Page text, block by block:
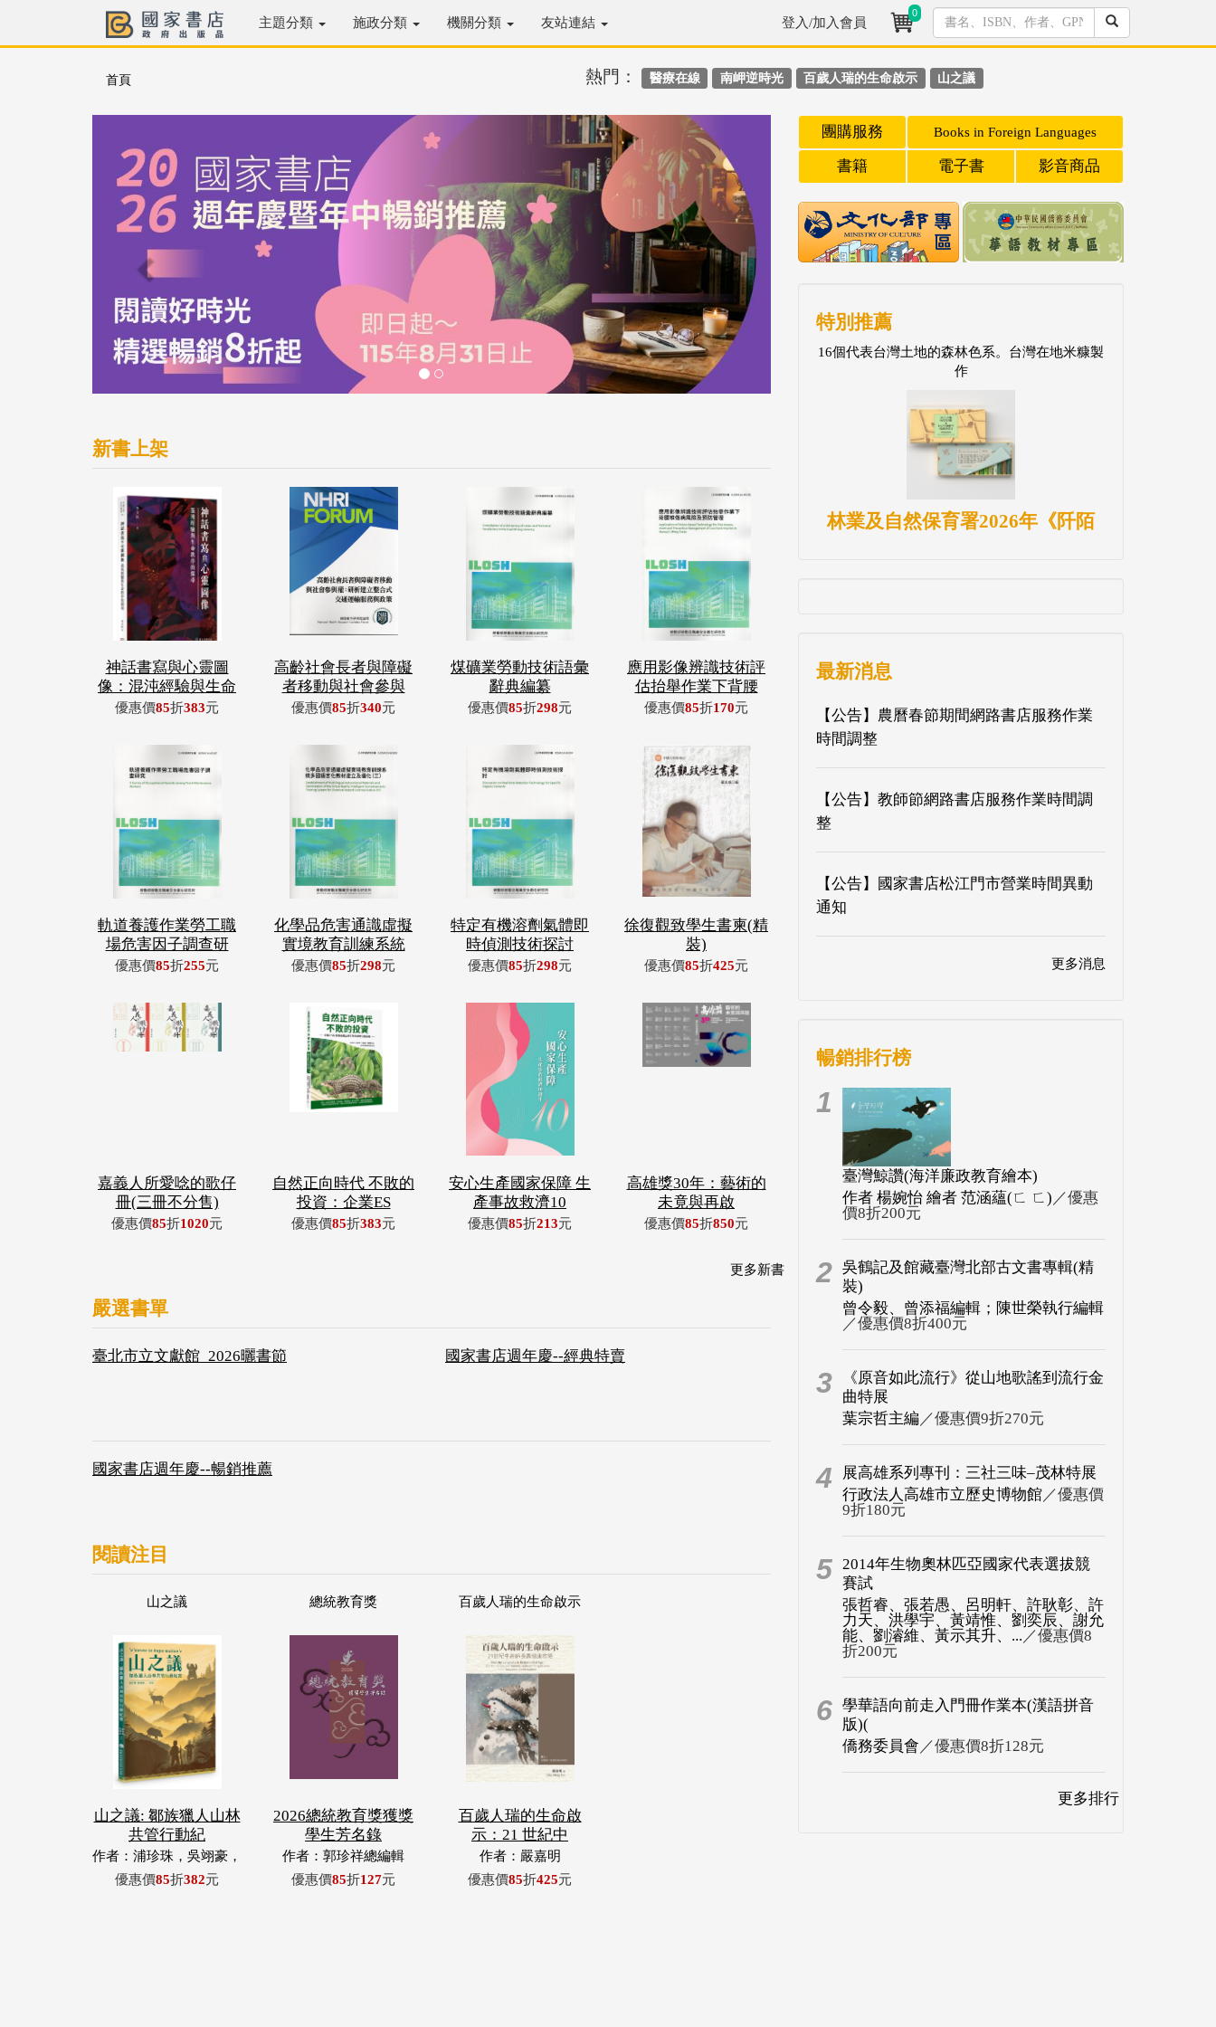
主題分類 施政分類 機關分類 友站連結 登入/加入會員
0
首頁 熱門： 醫療在線 南岬逆時光 百歲人瑞的生命啟示 山之議
新書上架
神話書寫與心靈圖
像：混沌經驗與生命
優惠價85折383元
高齡社會長者與障礙
者移動與社會參與
優惠價85折340元
煤礦業勞動技術語彙
辭典編纂
優惠價85折298元
應用影像辨識技術評
估抬舉作業下背腰
優惠價85折170元
軌道養護作業勞工職
場危害因子調查研
優惠價85折255元
化學品危害通識虛擬
實境教育訓練系統
優惠價85折298元
特定有機溶劑氣體即
時偵測技術探討
優惠價85折298元
徐復觀致學生書柬(精
裝)
優惠價85折425元
嘉義人所愛唸的歌仔
冊(三冊不分售)
優惠價85折1020元
自然正向時代 不敗的
投資：企業ES
優惠價85折383元
安心生產國家保障 生
產事故救濟10
優惠價85折213元
高雄獎30年：藝術的
未竟與再啟
優惠價85折850元
更多新書
嚴選書單
臺北市立文獻館_2026曬書節 國家書店週年慶--經典特賣
國家書店週年慶--暢銷推薦
閱讀注目
山之議
山之議: 鄒族獵人山林
共管行動紀
作者：浦珍珠，吳翊豪，
呂翊齊，張惠東，許玉
優惠價85折382元
總統教育獎
2026總統教育獎獲獎
學生芳名錄
作者：郭珍祥總編輯
優惠價85折127元
百歲人瑞的生命啟示
百歲人瑞的生命啟
示：21 世紀中
作者：嚴嘉明
優惠價85折425元
團購服務 Books in Foreign Languages
書籍 電子書 影音商品
特別推薦
16個代表台灣土地的森林色系。台灣在地米糠製
作
林業及自然保育署2026年《阡陌
最新消息
【公告】農曆春節期間網路書店服務作業
時間調整
【公告】教師節網路書店服務作業時間調
整
【公告】國家書店松江門市營業時間異動
通知
更多消息
暢銷排行榜
1
臺灣鯨讚(海洋廉政教育繪本)
作者 楊婉怡 繪者 范涵蘊(ㄈ ㄈ) ／優惠
價8折200元
2 吳鶴記及館藏臺灣北部古文書專輯(精
裝)
曾令毅、曾添福編輯；陳世榮執行編輯
／優惠價8折400元
3
《原音如此流行》從山地歌謠到流行金
曲特展
葉宗哲主編 ／優惠價9折270元
4
展高雄系列專刊：三社三味–茂林特展
行政法人高雄市立歷史博物館／優惠價
9折180元
5 2014年生物奧林匹亞國家代表選拔競
賽試
張哲睿、張若愚、呂明軒、許耿彰、許
力天、洪學宇、黃靖惟、劉奕辰、謝允
能、劉濬維、黃示其升、... ／優惠價8
折200元
6 學華語向前走入門冊作業本(漢語拼音
版)(
僑務委員會 ／優惠價8折128元
更多排行